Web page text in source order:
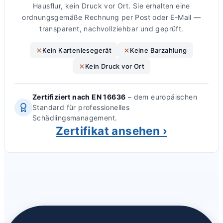
Hausflur, kein Druck vor Ort. Sie erhalten eine
ordnungsgemäße Rechnung per Post oder E-Mail —
transparent, nachvollziehbar und geprüft.
Kein Kartenlesegerät
Keine Barzahlung
Kein Druck vor Ort
Zertifiziert nach EN 16636 – dem europäischen
Standard für professionelles
Schädlingsmanagement.
Zertifikat ansehen ›